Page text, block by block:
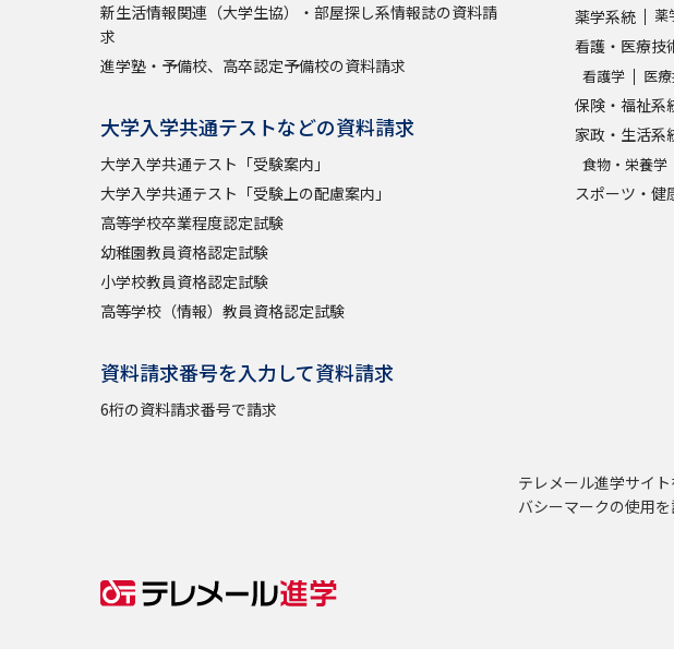
新生活情報関連（大学生協）・部屋探し系情報誌の資料請
求
進学塾・予備校、高卒認定予備校の資料請求
大学入学共通テストなどの資料請求
大学入学共通テスト「受験案内」
大学入学共通テスト「受験上の配慮案内」
高等学校卒業程度認定試験
幼稚園教員資格認定試験
小学校教員資格認定試験
高等学校（情報）教員資格認定試験
資料請求番号を入力して資料請求
6桁の資料請求番号で請求
薬学系統 薬
看護・医療技
看護学 医
保険・福祉系
家政・生活系
食物・栄養学
スポーツ・健
テレメール進学サイ
バシーマークの使用